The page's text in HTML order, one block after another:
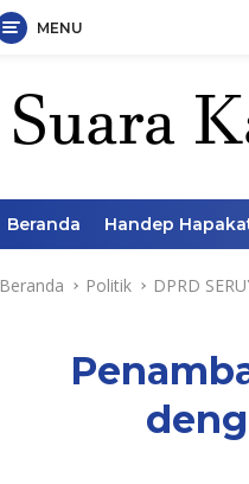
MENU
Beranda Handep
Beranda Politik DPRD